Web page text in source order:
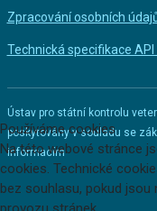
Zpracování osobních
Technická specifikace
Ústav pro státní kontrolu
poskytovány v souladu se
informacím
Používáme cookies
Na této webové stránce
cookies. Technické
bez souhlasu, pokud jsou